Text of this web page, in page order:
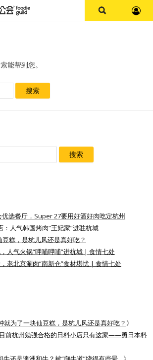
探店报告
水区
公会活动
私家厨房
能帮到您。
选餐厅，Super 27要用好酒好肉吃定杭州
：人气韩国烤肉“王妃家”进驻杭城
糕，是杭儿风还是真好吃？
人气火锅“呷哺呷哺”进杭城 | 食情七处
老北京涮肉“南新仓”食材堪忧 | 食情七处
就为了一块仙豆糕，是杭儿风还是真好吃？ 》
目前杭州勉强合格的日料小店只有这家——勇日本料